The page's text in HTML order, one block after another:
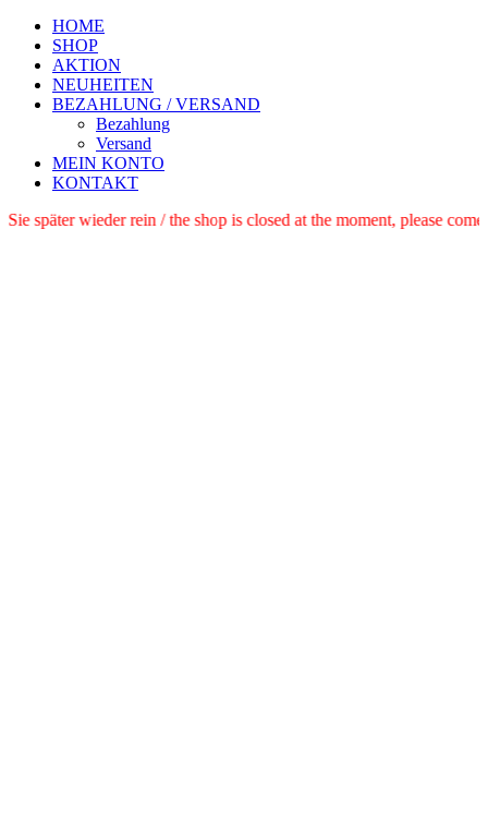
HOME
SHOP
AKTION
NEUHEITEN
BEZAHLUNG / VERSAND
Bezahlung
Versand
MEIN KONTO
KONTAKT
schauen Sie später wieder rein / the shop is closed at the moment,